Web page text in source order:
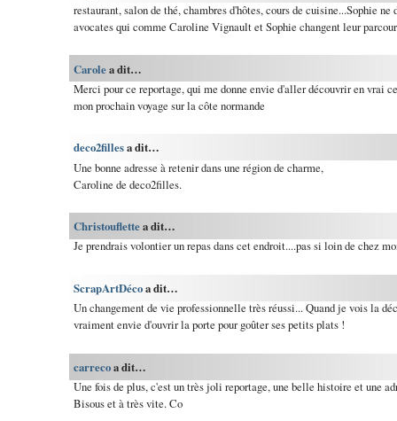
restaurant, salon de thé, chambres d'hôtes, cours de cuisine...Sophie
avocates qui comme Caroline Vignault et Sophie changent leur
Carolea dit…
Merci pour ce reportage, qui me donne envie d'aller découvrir en vrai
mon prochain voyage sur la côte normande
deco2fillesa dit…
Une bonne adresse à retenir dans une région de charme,
Caroline de deco2filles.
Christouflettea dit…
Je prendrais volontier un repas dans cet endroit....pas si loin de chez
ScrapArtDécoa dit…
Un changement de vie professionnelle très réussi... Quand je vois la
vraiment envie d'ouvrir la porte pour goûter ses petits plats !
carrecoa dit…
Une fois de plus, c'est un très joli reportage, une belle histoire et une
Bisous et à très vite. Co